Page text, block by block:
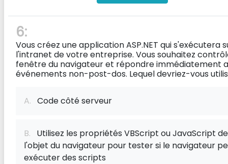
6:
Vous créez une application ASP.NET qui s'exécutera
l'intranet de votre entreprise. Vous souhaitez
fenêtre du navigateur et répondre immédiatement
événements non-post-dos. Lequel devriez-vous
A. Code côté serveur
B. Utilisez les propriétés VBScript ou JavaScript de
l'objet du navigateur pour tester si le navigateur
exécuter des scripts